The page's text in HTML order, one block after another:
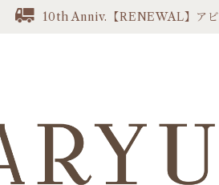
10th Anniv.【RENEWAL】アビ